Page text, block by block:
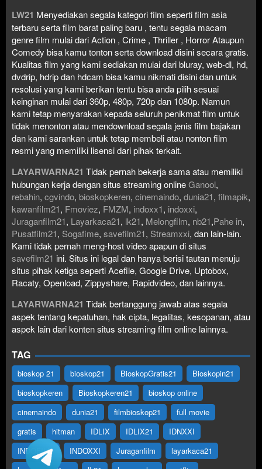
LW21 Menyediakan segala kategori film seperti film asia
terbaru serta film barat paling baru , tentu segala macam
genre film mulai dari Action , Crime , Thriller , Horror Ataupun
Comedy bisa kamu tonton serta download disini secara gratis.
Kualitas film yang kami sediakan mulai dari bluray, web-dl, hd,
dvdrip, hdrip dan hdcam bisa kamu nikmati disini dan untuk
resolusi yang kami berikan tentu bisa anda pilih sesuai
keinginan mulai dari 360p, 480p, 720p dan 1080p. Namun
kami tetap menyarakan kepada seluruh penikmat film untuk
tidak menonton atau mendownload segala jenis film bajakan
dan kami sarankan untuk tetap membeli atau nonton film
resmi yang memiliki lisensi dari pihak terkait.
LAYARWARNA21 Tidak pernah bekerja sama atau memiliki
hubungan kerja dengan situs streaming onlineGanool,
rebahin, cgvindo, bioskopkeren, cinemaindo, dunia21, filmapik,
kawanfilm21, Fmoviez, FMZM, indoxx1, indoxxi,
Juraganfilm21, Layarkaca21, lk21, Melongfilm, nb21,Pahe in,
Pusatfilm21, Sogafime, savefilm21, Streamxxi, dan lain-lain.
Kami tidak pernah meng-host video apapun di situs
savefilm21 ini. Situs ini legal dan hanya berisi tautan menuju
situs pihak ketiga seperti Acefile, Google Drive, Uptobox,
Racaty, Openload, Zippyshare, Rapidvideo, dan lainnya.
LAYARWARNA21 Tidak bertanggung jawab atas segala
aspek tentang kepatuhan, hak cipta, legalitas, kesopanan, atau
aspek lain dari konten situs streaming film online lainnya.
TAG
bioskop 21 bioskop21 BioskopGratis21
Bioskopin21
bioskopkeren
Bioskopkeren21
bioskop online
cinemaindo
dunia21 filmbioskop21
full movie
gratis
hitman IDLIX IDLIX21
IDNXXI
INDOFILM
INDOXXI Juraganfilm
layarkaca21